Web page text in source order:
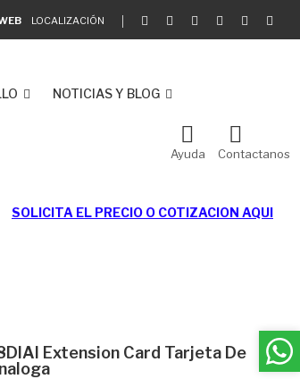
LOCALIZACIÓN
NOTICIAS Y BLOG
Ayuda Contactanos
SOLICITA EL PRECIO O COTIZACION AQUI
Extension Card Tarjeta De